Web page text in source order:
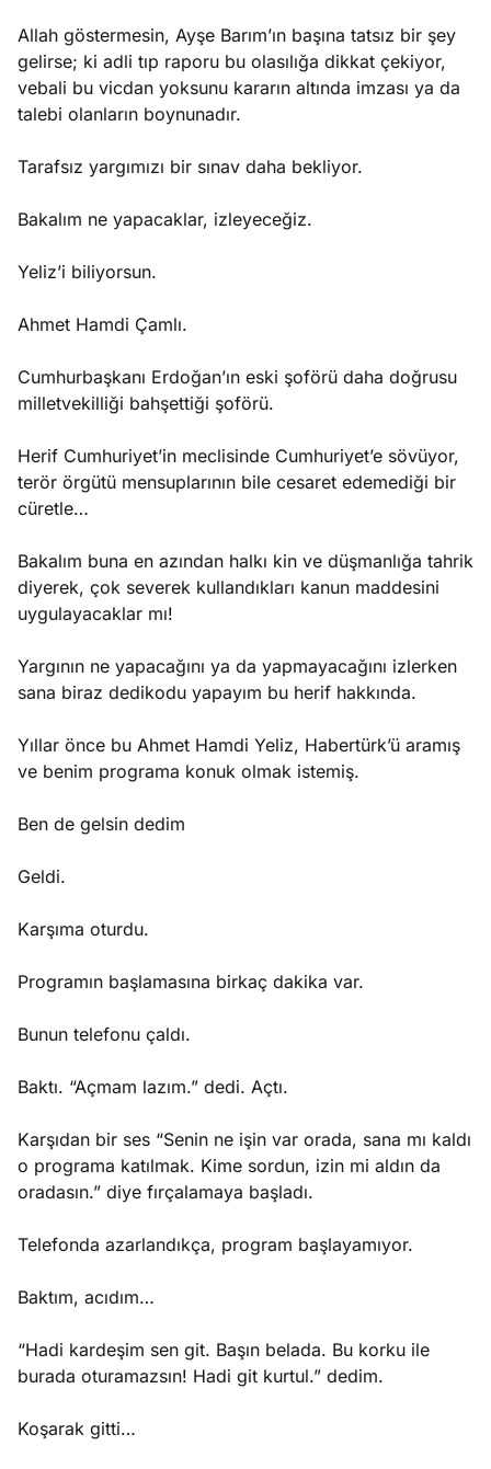
Allah göstermesin, Ayşe Barım’ın başına tatsız bir şey
gelirse; ki adli tıp raporu bu olasılığa dikkat çekiyor,
vebali bu vicdan yoksunu kararın altında imzası ya da
talebi olanların boynunadır.
Tarafsız yargımızı bir sınav daha bekliyor.
Bakalım ne yapacaklar, izleyeceğiz.
Yeliz’i biliyorsun.
Ahmet Hamdi Çamlı.
Cumhurbaşkanı Erdoğan’ın eski şoförü daha doğrusu
milletvekilliği bahşettiği şoförü.
Herif Cumhuriyet’in meclisinde Cumhuriyet’e sövüyor,
terör örgütü mensuplarının bile cesaret edemediği bir
cüretle…
Bakalım buna en azından halkı kin ve düşmanlığa tahrik
diyerek, çok severek kullandıkları kanun maddesini
uygulayacaklar mı!
Yargının ne yapacağını ya da yapmayacağını izlerken
sana biraz dedikodu yapayım bu herif hakkında.
Yıllar önce bu Ahmet Hamdi Yeliz, Habertürk’ü aramış
ve benim programa konuk olmak istemiş.
Ben de gelsin dedim
Geldi.
Karşıma oturdu.
Programın başlamasına birkaç dakika var.
Bunun telefonu çaldı.
Baktı. “Açmam lazım.” dedi. Açtı.
Karşıdan bir ses “Senin ne işin var orada, sana mı kaldı
o programa katılmak. Kime sordun, izin mi aldın da
oradasın.” diye fırçalamaya başladı.
Telefonda azarlandıkça, program başlayamıyor.
Baktım, acıdım…
“Hadi kardeşim sen git. Başın belada. Bu korku ile
burada oturamazsın! Hadi git kurtul.” dedim.
Koşarak gitti…